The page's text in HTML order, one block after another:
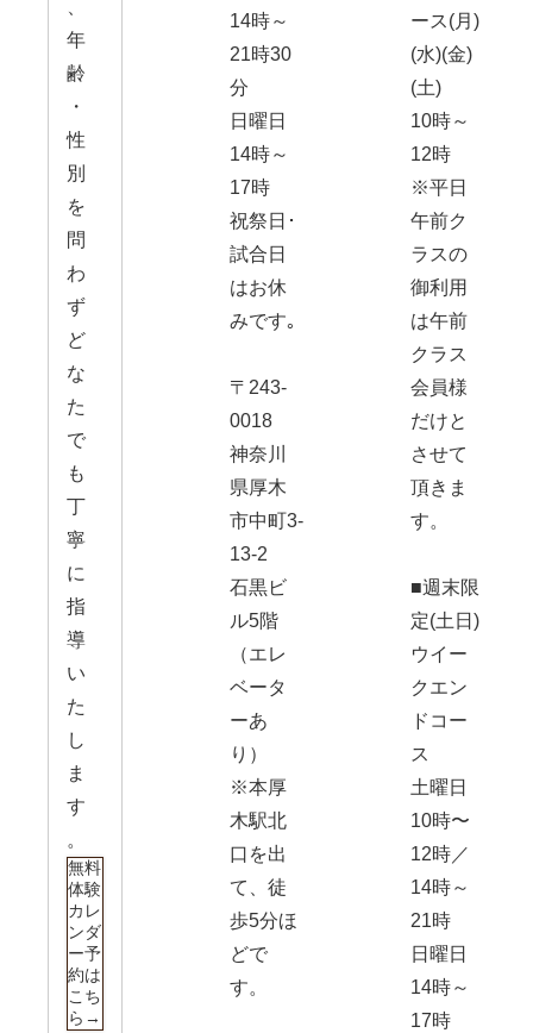
年
齢
・
性
別
を
問
わ
ず
ど
な
た
で
も
丁
寧
に
指
導
い
た
し
ま
す
。
無料
体験
カレ
ンダ
ー予
約は
こち
ら→
14時～
21時30
分
日曜日
14時～
17時
祝祭日･
試合日
はお休
みです｡
〒243-
0018
神奈川
県厚木
市中町3-
13-2
石黒ビ
ル5階
（エレ
ベータ
ーあ
り）
※本厚
木駅北
口を出
て、徒
歩5分ほ
どで
す。
ース(月)
(水)(金)
(土)
10時～
12時
※平日
午前ク
ラスの
御利用
は午前
クラス
会員様
だけと
させて
頂きま
す。
■週末限
定(土日)
ウイー
クエン
ドコー
ス
土曜日
10時〜
12時／
14時～
21時
日曜日
14時～
17時